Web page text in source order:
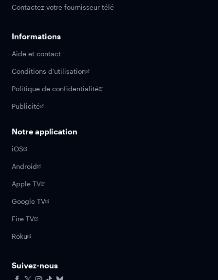
Contactez votre fournisseur télé
Informations
Aide et contact
Conditions d'utilisation
Politique de confidentialité
Publicité
Notre application
iOS
Android
Apple TV
Google TV
Fire TV
Roku
Suivez-nous